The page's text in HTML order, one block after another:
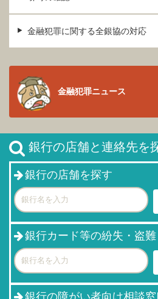
金融犯罪に関する全銀協の対応
金融犯罪ニュース
銀行の店舗と連絡先を
銀行の店舗を探す
銀行カード等の紛失・盗難